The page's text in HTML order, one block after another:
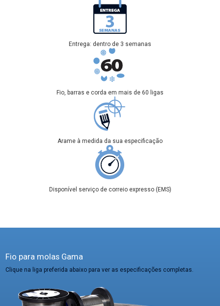
Entrega: dentro de 3 semanas
Fio, barras e corda em mais de 60 ligas
Arame à medida da sua especificação
Disponível serviço de correio expresso (EMS)
Fio para molas Gama
Clique na liga preferida abaixo para ver as especificações completas.